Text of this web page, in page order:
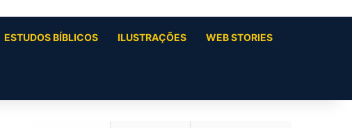
ESTUDOS BÍBLICOS ILUSTRAÇÕES WEB STORIES